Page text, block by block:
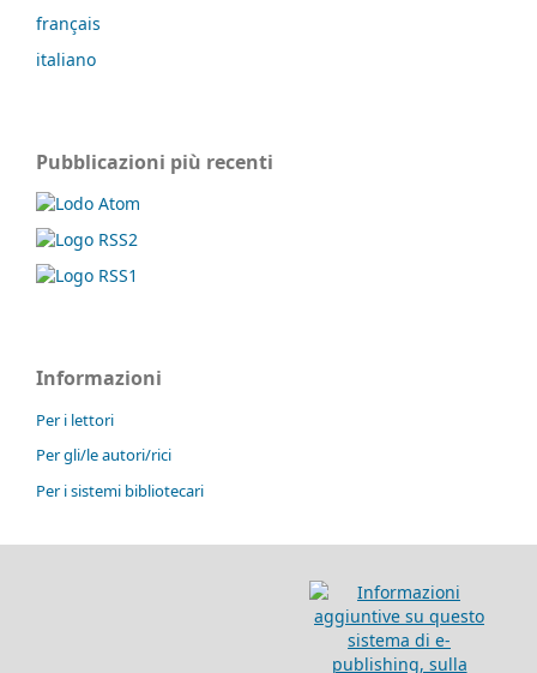
français
italiano
Pubblicazioni più recenti
Informazioni
Per i lettori
Per gli/le autori/rici
Per i sistemi bibliotecari